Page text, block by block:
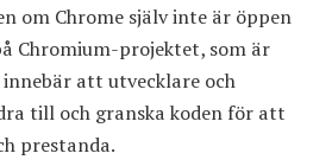
om Chrome själv inte är öppen
Chromium-projektet, som är
att utvecklare och
till och granska koden för att
prestanda.